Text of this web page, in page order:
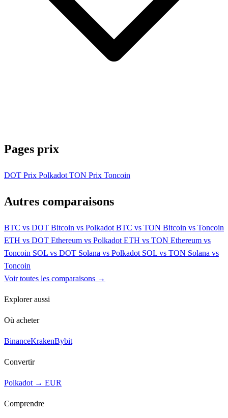
Pages prix
DOT Prix Polkadot TON Prix Toncoin
Autres comparaisons
BTC vs DOT Bitcoin vs Polkadot BTC vs TON Bitcoin vs Toncoin
ETH vs DOT Ethereum vs Polkadot ETH vs TON Ethereum vs
Toncoin SOL vs DOT Solana vs Polkadot SOL vs TON Solana vs
Toncoin
Voir toutes les comparaisons →
Explorer aussi
Où acheter
BinanceKrakenBybit
Convertir
Polkadot → EUR
Comprendre